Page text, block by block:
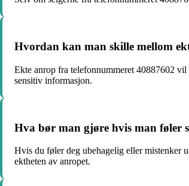
Hvordan kan man skille mellom
Ekte anrop fra telefonnummeret 40887602
sensitiv informasjon.
Hva bør man gjøre hvis man føler
Hvis du føler deg ubehagelig eller mistenker
ektheten av anropet.